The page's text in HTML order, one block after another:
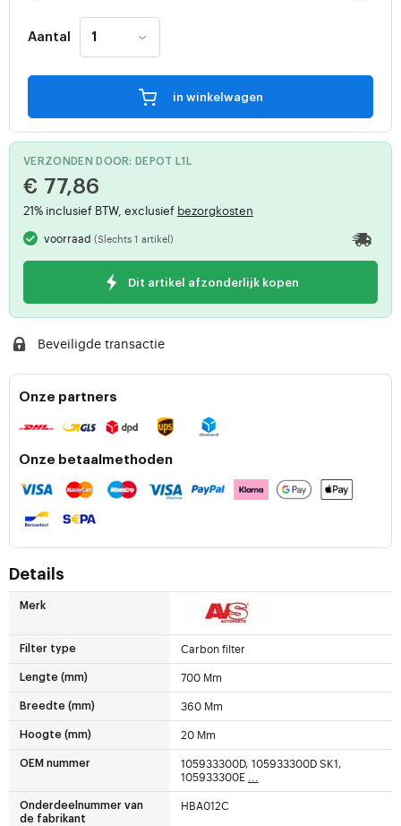
Aantal
in winkelwagen
VERZONDEN DOOR: DEPOT L1L
€ 77,86
21% inclusief BTW, exclusief bezorgkosten
voorraad(Slechts 1 artikel)
Dit artikel afzonderlijk kopen
Beveiligde transactie
Onze partners
Onze betaalmethoden
Details
Merk
Filter type Carbon filter
Lengte (mm) 700 Mm
Breedte (mm) 360 Mm
Hoogte (mm) 20 Mm
OEM nummer
105933300D, 105933300D SK1,
105933300E ...
Onderdeelnummer van
de fabrikant
HBA012C